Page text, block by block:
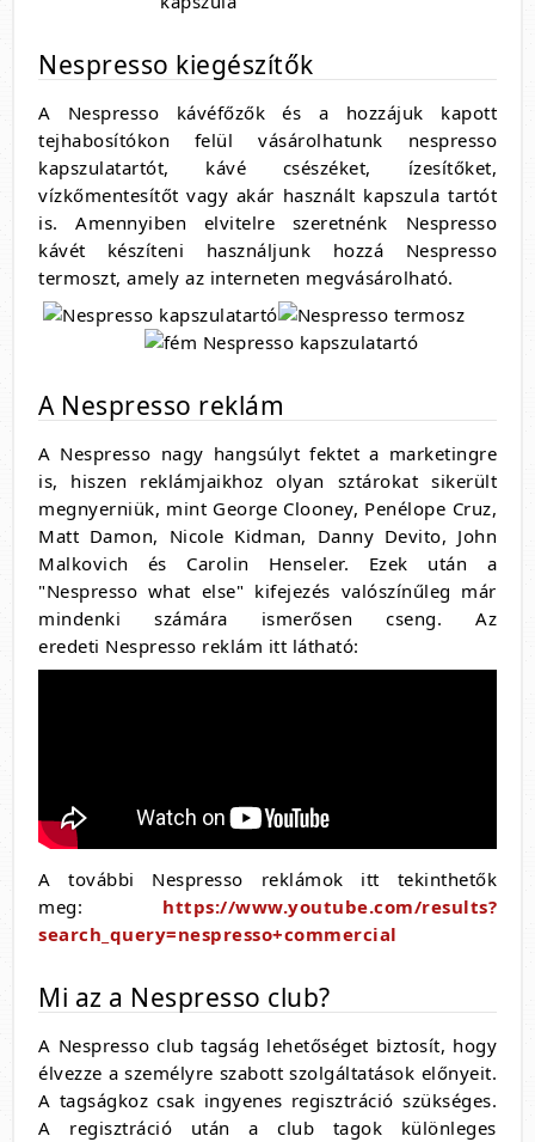
Nespresso kiegészítők
A Nespresso kávéfőzők és a hozzájuk kapott
tejhabosítókon felül vásárolhatunk nespresso
kapszulatartót, kávé csészéket, ízesítőket,
vízkőmentesítőt vagy akár használt kapszula tartót
is. Amennyiben elvitelre szeretnénk Nespresso
kávét készíteni használjunk hozzá Nespresso
termoszt, amely az interneten megvásárolható.
A Nespresso reklám
A Nespresso nagy hangsúlyt fektet a marketingre
is, hiszen reklámjaikhoz olyan sztárokat sikerült
megnyerniük, mint George Clooney, Penélope Cruz,
Matt Damon, Nicole Kidman, Danny Devito, John
Malkovich és Carolin Henseler. Ezek után a
"Nespresso what else" kifejezés valószínűleg már
mindenki számára ismerősen cseng. Az
eredeti Nespresso reklám itt látható:
A további Nespresso reklámok itt tekinthetők
meg: https://www.youtube.com/results?
search_query=nespresso+commercial
Mi az a Nespresso club?
A Nespresso club tagság lehetőséget biztosít, hogy
élvezze a személyre szabott szolgáltatások előnyeit.
A tagságkoz csak ingyenes regisztráció szükséges.
A regisztráció után a club tagok különleges